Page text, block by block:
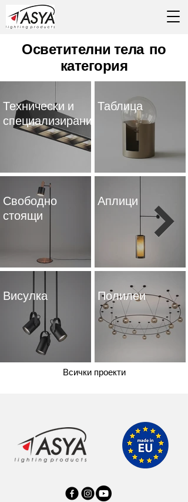
Осветителни тела по
категория
Технически и
специализирани
Свободно
стоящи
Висулка
Таблица
Аплици
Полилеи
Всички проекти